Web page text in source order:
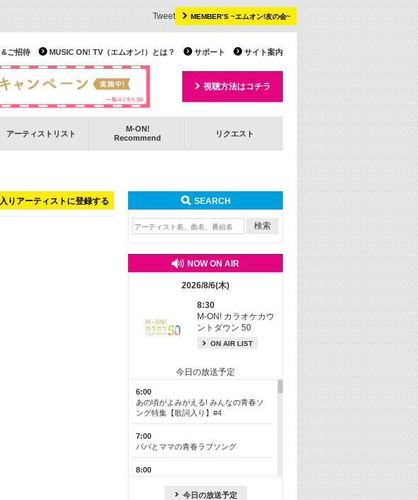
MEMBER’S ~エムオン!友の会~
Tweet
サイト案内
サポート
MUSIC ON! TV（エムオン!）とは？
&ご招待
視聴方法はコチラ
アーティストリスト
M-ON!
Recommend
リクエスト
りアーティストに登録する SEARCH
NOW ON AIR
2026/8/6(木)
8:30
M-ON! カラオケカウ
ントダウン 50
ON AIR LIST
今日の放送予定
6:00
あの頃がよみがえる! みんなの青春ソ
ング特集【歌詞入り】#4
7:00
パパとママの青春ラブソング
8:00
今日の放送予定